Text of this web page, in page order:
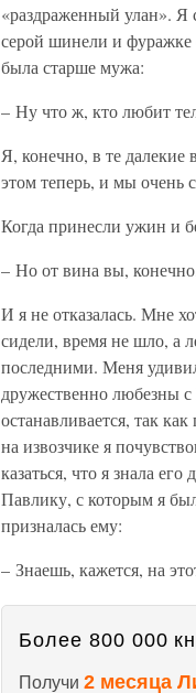
«раздраженный улан». Я
серой шинели и фуражке
была старше мужа:
– Ну что ж, кто любит
Я, конечно, в те далекие
этом теперь, и мы очень
Когда принесли ужин и
– Но от вина вы,
И я не отказалась. Мне
сидели, время не шло, а
последними. Меня
дружественно любезны
останавливается, так
на извозчике я
казаться, что я знала
Павлику, с которым я
призналась ему:
– Знаешь, кажется, на
Более 800 000
Получи 2 месяца